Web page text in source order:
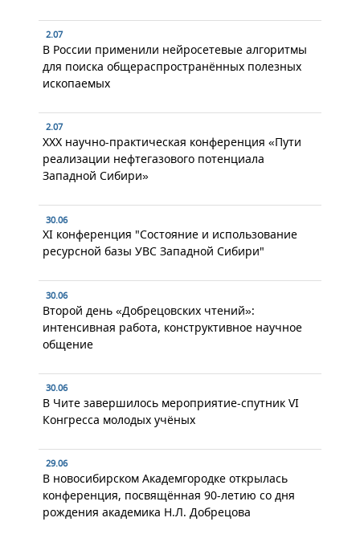
2.07
В России применили нейросетевые алгоритмы
для поиска общераспространённых полезных
ископаемых
2.07
XXX научно-практическая конференция «Пути
реализации нефтегазового потенциала
Западной Сибири»
30.06
XI конференция "Состояние и использование
ресурсной базы УВС Западной Сибири"
30.06
Второй день «Добрецовских чтений»:
интенсивная работа, конструктивное научное
общение
30.06
В Чите завершилось мероприятие-спутник VI
Конгресса молодых учёных
29.06
В новосибирском Академгородке открылась
конференция, посвящённая 90-летию со дня
рождения академика Н.Л. Добрецова